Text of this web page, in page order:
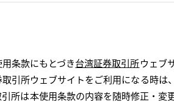
条款にもとづき台湾証券取引所ウェブ
引所ウェブサイトをご利用になる時は
所は本使用条款の内容を随時修正・変